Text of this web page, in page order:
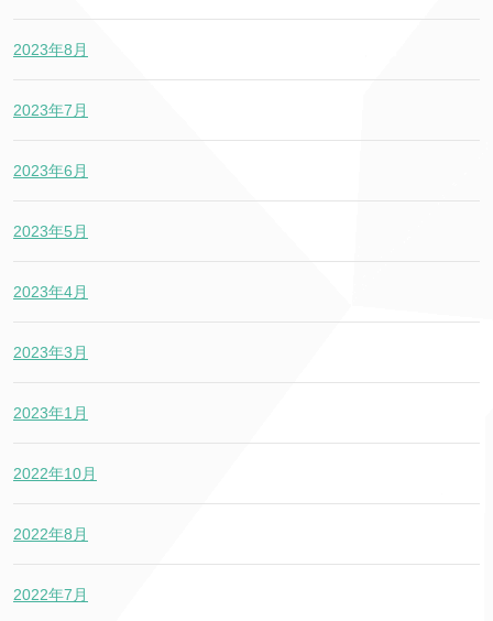
2023年8月
2023年7月
2023年6月
2023年5月
2023年4月
2023年3月
2023年1月
2022年10月
2022年8月
2022年7月